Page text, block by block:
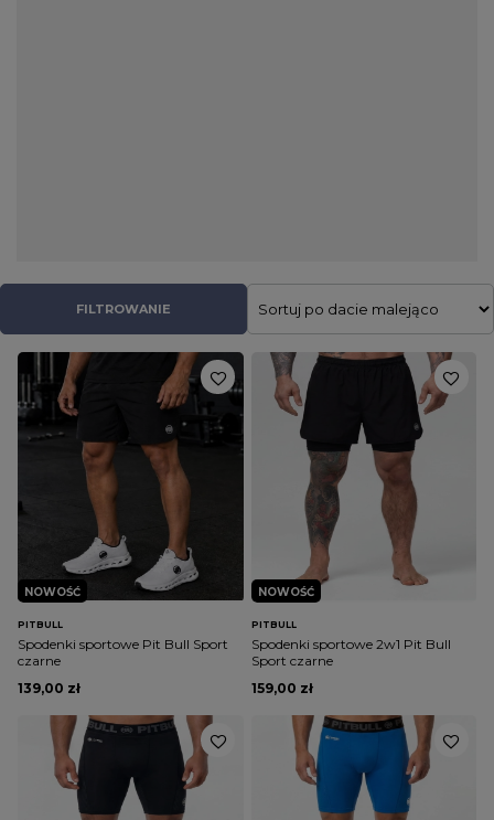
modne i stylowe szorty chino.W sklepie Patshop znajdziesz
najnowsze modowe kolekcje w kategorii streetwear. Nasz
asortyment stale ulega powiększeniu, a na stronie pojawiają się
nowe zniżki oraz promocje. Zachęcamy do regularnych
odwiedzin, dzięki którym na pewno nie przegapisz okazji i
będziesz mógł cieszyć się najlepszym markowymi krótkimi
spodenkami męskimi w bardzo atrakcyjnych cenach.
FILTROWANIE
NOWOŚĆ
PITBULL
Spodenki sportowe Pit Bull Sport
czarne
139,00 zł
NOWOŚĆ
PITBULL
Spodenki sportowe 2w1 Pit Bull
Sport czarne
159,00 zł